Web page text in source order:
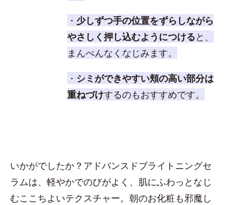
・ 少しずつ手の位置をずらしながら
やさしく押し込むようにつけると、
まんべんなくなじみます。
・ シミができやすい頬の高い部分は
重ねづけするのもおすすめです。
いかがでしたか？アドバンスドブライトニングセ
ラムは、軽やかでのびがよく、肌にふわっとなじ
むここちよいテクスチャー。朝のお化粧も邪魔し